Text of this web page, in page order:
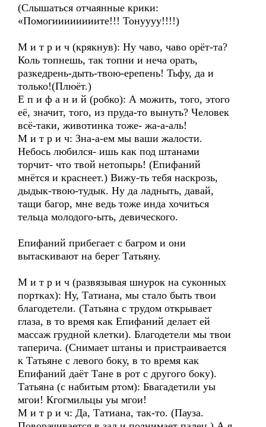
(Слышаться отчаянные крики:
«Помогиииииииите!!! Тонуууу!!!!)
М и т р и ч (крякнув): Ну чаво, чаво орёт-та?
Коль топнешь, так топни и неча орать,
разкедрень-дыть-твою-ерепень! Тьфу, да и
только!(Плюёт.)
Е п и ф а н и й (робко): А можить, того, этого
её, значит, того, из пруда-то вынуть? Человек
всё-таки, животинка тоже- жа-а-аль!
М и т р и ч: Зна-а-ем мы ваши жалости.
Небось любился- ишь как под штанами
торчит- что твой нетопырь! (Епифаний
мнётся и краснеет.) Вижу-ть тебя наскрозь,
дыдык-твою-тудык. Ну да ладныть, давай,
тащи багор, мне ведь тоже инда хочиться
тельца молодого-ыть, девического.
Епифаний прибегает с багром и они
вытаскивают на берег Татьяну.
М и т р и ч (развязывая шнурок на суконных
портках): Ну, Татиана, мы стало быть твои
благодетели. (Татьяна с трудом открывает
глаза, в то время как Епифаний делает ей
массаж грудной клетки). Благодетели мы твои
таперича. (Снимает штаны и пристраивается
к Татьяне с левого боку, в то время как
Епифаний даёт Тане в рот с другого боку).
Татьяна (с набитым ртом): Бвагадетили уы
мгои! Кгогмильцы уы мгои!
М и т р и ч: Да, Татиана, так-то. (Пауза.